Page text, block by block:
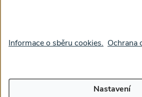
Informace o sběru cookies. Ochrana
Nastavení